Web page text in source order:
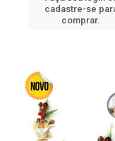
cadastre-se
comprar.